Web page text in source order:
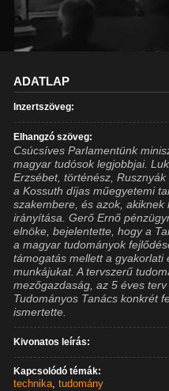
ADATLAP
Inzertszöveg:
Elhangzó szöveg:
Csúcsíves Parlamentünk
magyar tudósok legjobbjai.
Erzsébet, történész,
a Kossuth díjas műegyetemi
szakembere, és azok,
irányítása. Gerő Ernő
elnöke, bejelentette, hogy a
a magyar tudományok
támogatás mellett a
munkájukat. A tervszerű
mezőgazdaság, az 5 éves
Tudományos Tanács konkrét
ismertette.
Kivonatos leírás:
Kapcsolódó témák:
technika,tudomány